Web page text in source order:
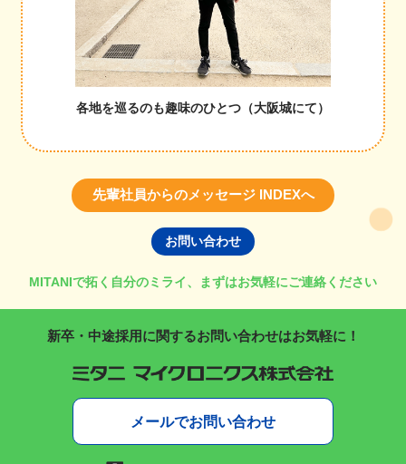
各地を巡るのも趣味のひとつ（大阪城にて）
先輩社員からのメッセージ INDEXへ
お問い合わせ
MITANIで拓く自分のミライ、まずはお気軽にご連絡ください
新卒・中途採用に関するお問い合わせはお気軽に！
メールでお問い合わせ